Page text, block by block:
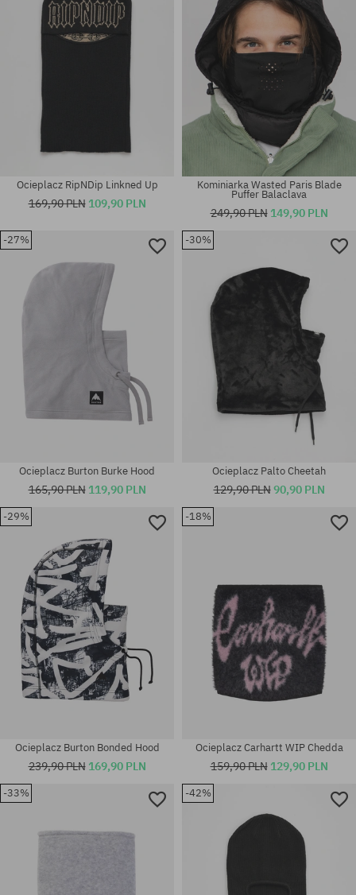
rozmiar uniwersalny
rozmiar uniwersalny
Ocieplacz RipNDip Linkned Up
169,90 PLN 109,90 PLN
Kominiarka Wasted Paris Blade
Puffer Balaclava
249,90 PLN 149,90 PLN
-27%
Ocieplacz Burton Burke Hood
165,90 PLN 119,90 PLN
-30%
rozmiar uniwersalny
Ocieplacz Palto Cheetah
129,90 PLN90,90 PLN
-29%
Ocieplacz Burton Bonded Hood
239,90 PLN 169,90 PLN
-18%
Ocieplacz Carhartt WIP Chedda
159,90 PLN 129,90 PLN
-33% -42%